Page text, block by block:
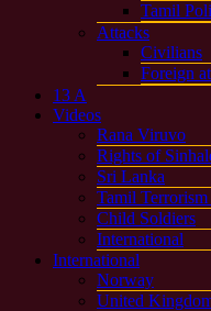
Tamil
Attacks
Civilians
Foreign
13 A
Videos
Rana Viruvo
Rights of
Sri Lanka
Tamil
Child Soldiers
International
International
Norway
United